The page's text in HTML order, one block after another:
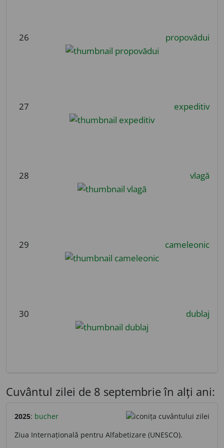
26 propovădui
27 expeditiv
28 vlagă
29 cameleonic
30 dublaj
Cuvântul zilei de 8 septembrie în alți ani:
2025: bucher
Ziua Internațională pentru Alfabetizare (UNESCO).